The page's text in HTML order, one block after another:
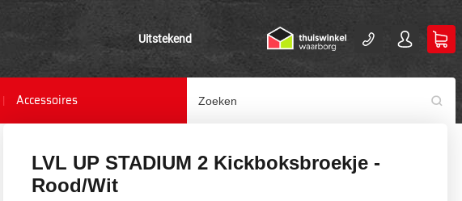
Uitstekend
Accessoires
LVL UP STADIUM 2 Kickboksbroekje -
Rood/Wit